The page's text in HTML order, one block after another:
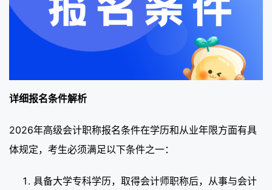
详细报名条件解析
2026年高级会计职称报名条件在学历和从业年限方面有具
体规定，考生必须满足以下条件之一：
具备大学专科学历，取得会计师职称后，从事与会计